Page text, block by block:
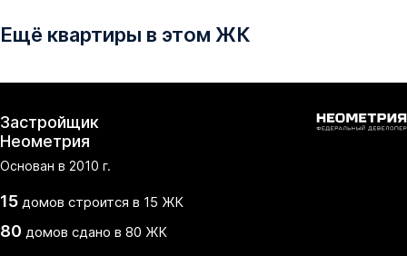
Ещё квартиры в этом ЖК
Застройщик
Неометрия
Основан в 2010 г.
15 домов строится в 15 ЖК
80 домов сдано в 80 ЖК